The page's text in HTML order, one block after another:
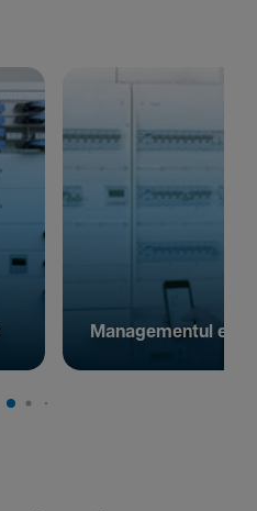
Managementul